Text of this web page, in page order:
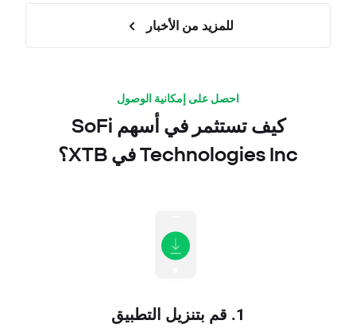
للمزيد من الأخبار
احصل على إمكانية الوصول
كيف تستثمر في أسهم SoFi
Technologies Inc في XTB؟
1. قم بتنزيل التطبيق